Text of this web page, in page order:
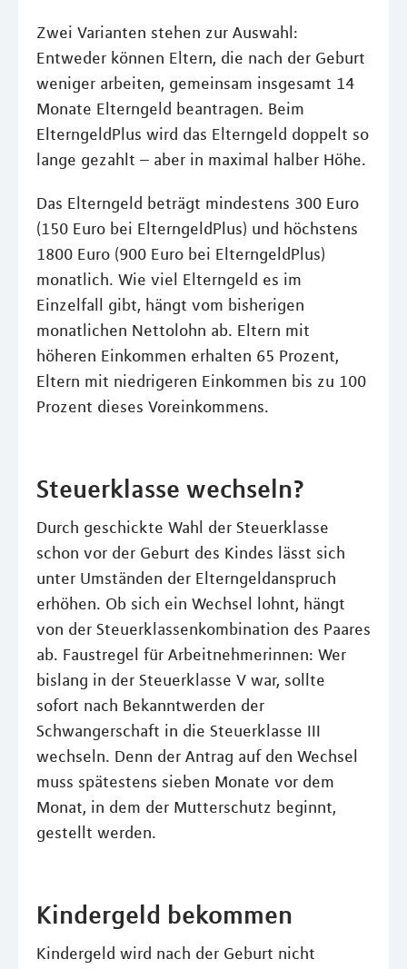
Zwei Varianten stehen zur Auswahl:
Entweder können Eltern, die nach der Geburt
weniger arbeiten, gemeinsam insgesamt 14
Monate Elterngeld beantragen. Beim
ElterngeldPlus wird das Elterngeld doppelt so
lange gezahlt – aber in maximal halber Höhe.
Das Elterngeld beträgt mindestens 300 Euro
(150 Euro bei ElterngeldPlus) und höchstens
1800 Euro (900 Euro bei ElterngeldPlus)
monatlich. Wie viel Elterngeld es im
Einzelfall gibt, hängt vom bisherigen
monatlichen Nettolohn ab. Eltern mit
höheren Einkommen erhalten 65 Prozent,
Eltern mit niedrigeren Einkommen bis zu 100
Prozent dieses Voreinkommens.
Steuerklasse wechseln?
Durch geschickte Wahl der Steuerklasse
schon vor der Geburt des Kindes lässt sich
unter Umständen der Elterngeldanspruch
erhöhen. Ob sich ein Wechsel lohnt, hängt
von der Steuerklassenkombination des Paares
ab. Faustregel für Arbeitnehmerinnen: Wer
bislang in der Steuerklasse V war, sollte
sofort nach Bekanntwerden der
Schwangerschaft in die Steuerklasse III
wechseln. Denn der Antrag auf den Wechsel
muss spätestens sieben Monate vor dem
Monat, in dem der Mutterschutz beginnt,
gestellt werden.
Kindergeld bekommen
Kindergeld wird nach der Geburt nicht